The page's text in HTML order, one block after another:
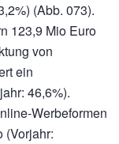
(Abb. 073).
123,9 Mio Euro
von
ein
46,6%).
Werbeformen
(Vorjahr: